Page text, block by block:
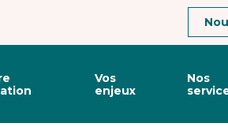
Vos
enjeux
Nos
juin 2026)